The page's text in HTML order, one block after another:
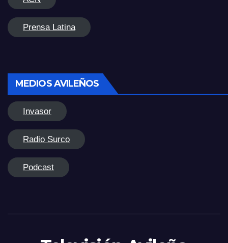
Prensa Latina
MEDIOS AVILEÑOS
Invasor
Radio Surco
Podcast